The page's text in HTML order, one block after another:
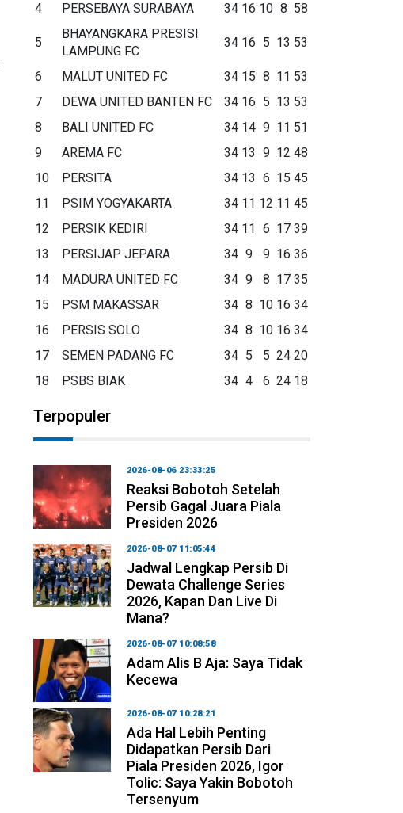
4
PERSEBAYA SURABAYA 34 16 10 8 58
5
BHAYANGKARA PRESISI
LAMPUNG FC
34 16 5 13 53
6 MALUT UNITED FC 34 15 8 11 53
7
DEWA UNITED BANTEN FC 34 16 5 13 53
8
BALI UNITED FC 34 14 9 11 51
9
AREMA FC 34 13 9 12 48
10
PERSITA 34 13 6 15 45
11
PSIM YOGYAKARTA 34 11 12 11 45
12
PERSIK KEDIRI 34 11 6 17 39
13
PERSIJAP JEPARA 34 9 9 16 36
14
MADURA UNITED FC 34 9 8 17 35
15
PSM MAKASSAR 34 8 10 16 34
16
PERSIS SOLO 34 8 10 16 34
17
SEMEN PADANG FC 34 5 5 24 20
18
PSBS BIAK 34 4 6 24 18
Terpopuler
2026-08-06 23:33:25
Reaksi Bobotoh Setelah
Persib Gagal Juara Piala
Presiden 2026
2026-08-07 11:05:44
Jadwal Lengkap Persib Di
Dewata Challenge Series
2026, Kapan Dan Live Di
Mana?
2026-08-07 10:08:58
Adam Alis B Aja: Saya Tidak
Kecewa
2026-08-07 10:28:21
Ada Hal Lebih Penting
Didapatkan Persib Dari
Piala Presiden 2026, Igor
Tolic: Saya Yakin Bobotoh
Tersenyum